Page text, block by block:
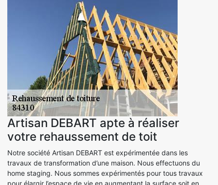
Artisan DEBART apte à réaliser
votre rehaussement de toit
Notre société Artisan DEBART est expérimentée dans les
travaux de transformation d’une maison. Nous effectuons du
home staging. Nous sommes expérimentés pour tous travaux
pour élargir l’espace de vie en augmentant la surface soit en